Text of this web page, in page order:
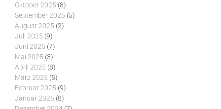
Oktober 2025 (8)
September 2025 (5)
August 2025 (2)
Juli 2025 (9)
Juni 2025 (7)
Mai 2025 (3)
April 2025 (8)
März 2025 (5)
Februar 2025 (9)
Januar 2025 (8)